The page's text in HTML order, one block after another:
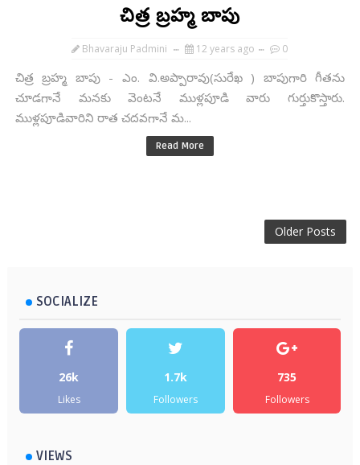
చిత్ర బ్రహ్మ బాపు
Bhavaraju Padmini 12 years ago 0
చిత్ర బ్రహ్మ బాపు - ఎం. వి.అప్పారావు(సురేఖ ) బాపుగారి గీతను
చూడగానే మనకు వెంటనే ముళ్లపూడి వారు గుర్తుకొస్తారు.
ముళ్లపూడివారిని రాత చదవగానే మ...
Read More
Older Posts
SOCIALIZE
26k
Likes
1.7k
Followers
735
Followers
VIEWS